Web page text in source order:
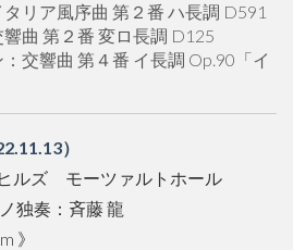
リア風序曲 第２番 ハ長調 D591
曲 第２番 変ロ長調 D125
交響曲 第４番 イ長調 Op.90「イ
）
ルズ モーツァルトホール
独奏：斉藤 龍
》